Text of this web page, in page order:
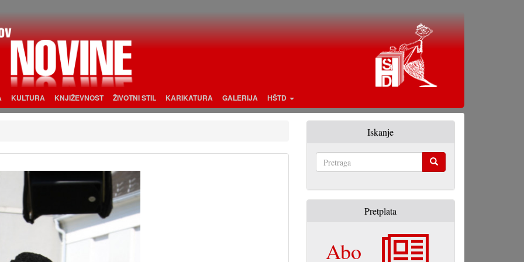
KULTURA KNJIŽEVNOST ŽIVOTNI STIL KARIKATURA GALERIJA HŠTD
Iskanje
Pretplata
Abo